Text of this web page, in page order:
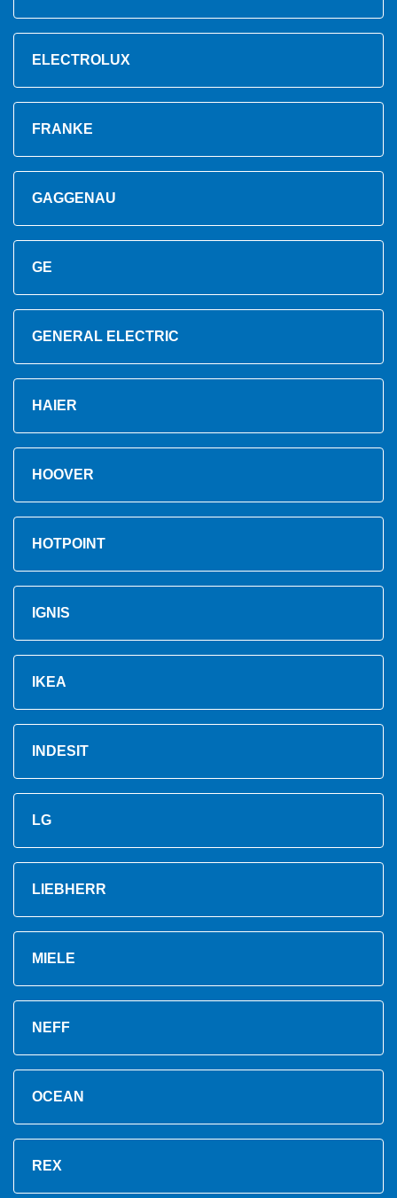
ELECTROLUX
FRANKE
GAGGENAU
GE
GENERAL ELECTRIC
HAIER
HOOVER
HOTPOINT
IGNIS
IKEA
INDESIT
LG
LIEBHERR
MIELE
NEFF
OCEAN
REX